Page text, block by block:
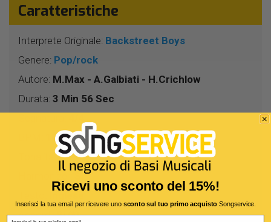
Caratteristiche
Interprete Originale: Backstreet Boys
Genere: Pop/rock
Autore: M.Max - A.Galbiati - H.Crichlow
Durata: 3 Min 56 Sec
100
Tonalità:LA
Accordi:Si (*)
Ricevi uno sconto del 15%!
Inserisci la tua email per ricevere uno sconto sul tuo primo acquistoSongservice.